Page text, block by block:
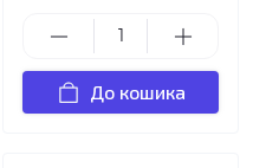
До кошика